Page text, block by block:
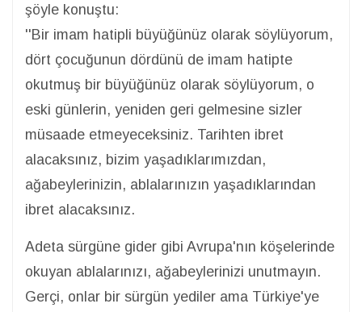
şöyle konuştu:
''Bir imam hatipli büyüğünüz olarak söylüyorum,
dört çocuğunun dördünü de imam hatipte
okutmuş bir büyüğünüz olarak söylüyorum, o
eski günlerin, yeniden geri gelmesine sizler
müsaade etmeyeceksiniz. Tarihten ibret
alacaksınız, bizim yaşadıklarımızdan,
ağabeylerinizin, ablalarınızın yaşadıklarından
ibret alacaksınız.
Adeta sürgüne gider gibi Avrupa'nın köşelerinde
okuyan ablalarınızı, ağabeylerinizi unutmayın.
Gerçi, onlar bir sürgün yediler ama Türkiye'ye